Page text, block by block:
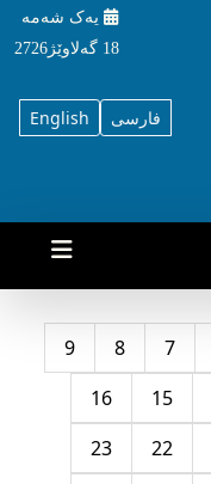
یه‌ک شه‌مه‌
18 گه‌لاوێژ2726
English فارسی
7
8
9
15
16
22
23